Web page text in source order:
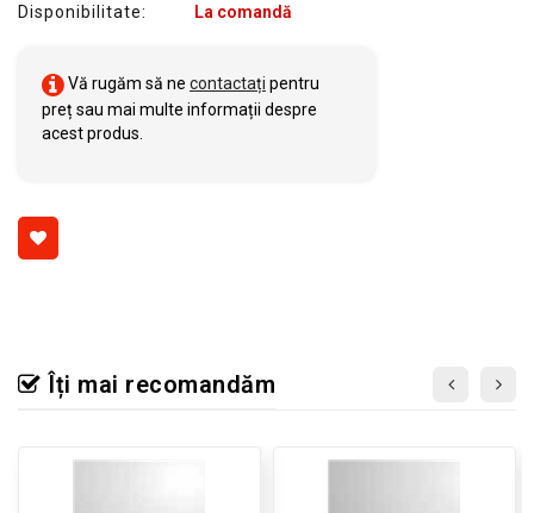
Disponibilitate:
La comandă
Vă rugăm să ne contactați pentru
preț sau mai multe informații despre
acest produs.
Îți mai recomandăm